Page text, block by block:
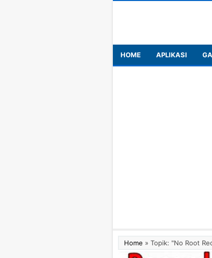
HOME APLIKASI
Home » Topik: "No Root